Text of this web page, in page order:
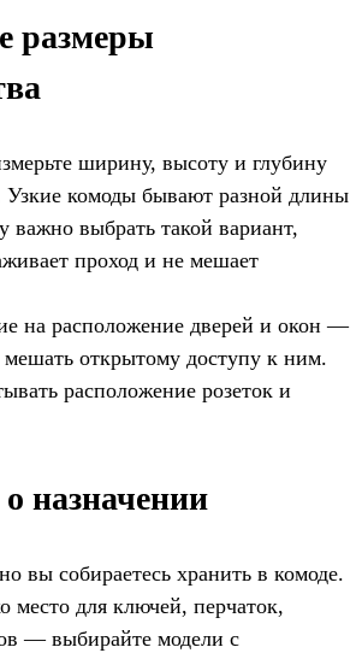
размеры
ширину, высоту и глубину
Узкие комоды бывают разной длины
важно выбрать такой вариант,
проход и не мешает
на расположение дверей и окон —
открытому доступу к ним.
расположение розеток и
назначении
вы собираетесь хранить в комоде.
место для ключей, перчаток,
— выбирайте модели с